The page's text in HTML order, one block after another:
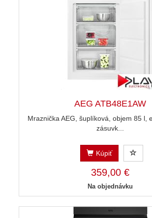
AEG ATB48E1AW
Mraznička AEG, šuplíková, objem 85 l,
zásuvk...
Kúpiť
359,00 €
Na objednávku